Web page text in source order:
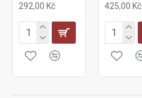
292,00 Kč
425,00 Kč